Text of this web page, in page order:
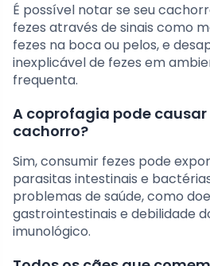
É possível notar se seu
fezes através de sinais como
fezes na boca ou pelos, e
inexplicável de fezes em
frequenta.
A coprofagia pode
cachorro?
Sim, consumir fezes pode
parasitas intestinais e
problemas de saúde, como
gastrointestinais e debilidade
imunológico.